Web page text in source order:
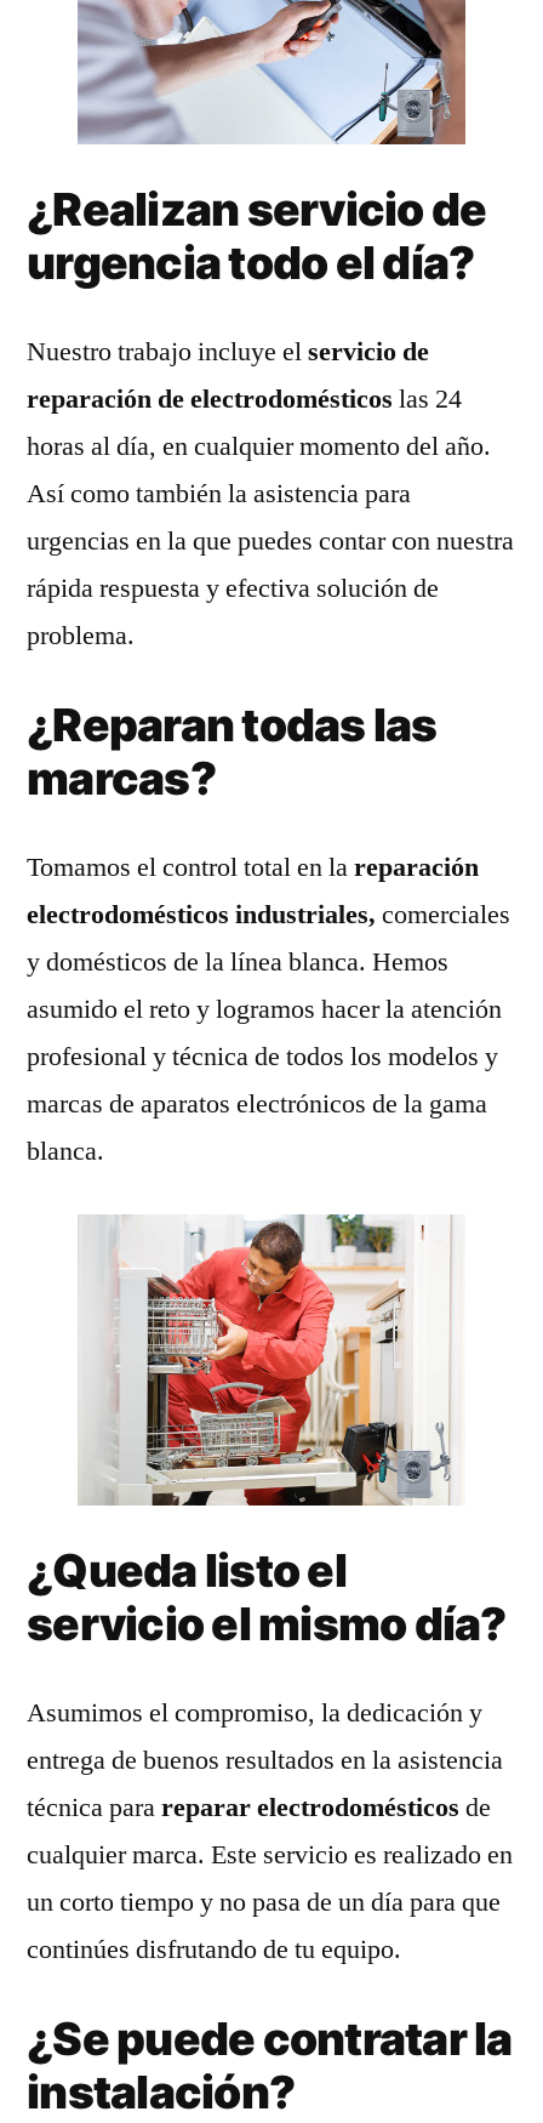
¿Realizan servicio de
urgencia todo el día?
Nuestro trabajo incluye elservicio de
reparación de electrodomésticos las 24
horas al día, en cualquier momento del año.
Así como también la asistencia para
urgencias en la que puedes contar con nuestra
rápida respuesta y efectiva solución de
problema.
¿Reparan todas las
marcas?
Tomamos el control total en lareparación
electrodomésticos industriales, comerciales
y domésticos de la línea blanca. Hemos
asumido el reto y logramos hacer la atención
profesional y técnica de todos los modelos y
marcas de aparatos electrónicos de la gama
blanca.
¿Queda listo el
servicio el mismo día?
Asumimos el compromiso, la dedicación y
entrega de buenos resultados en la asistencia
técnica parareparar electrodomésticos de
cualquier marca. Este servicio es realizado en
un corto tiempo y no pasa de un día para que
continúes disfrutando de tu equipo.
¿Se puede contratar la
instalación?